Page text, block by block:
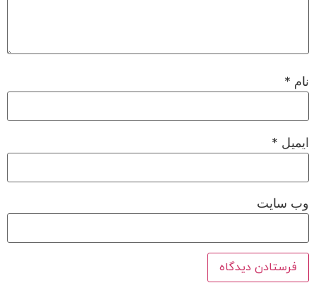
نام *
ایمیل *
وب‌ سایت